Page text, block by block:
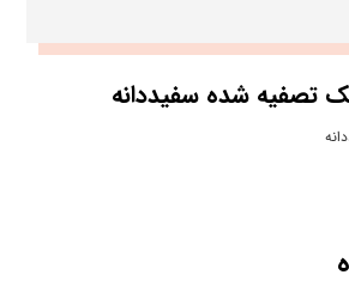
تصفیه شده سفیددانه